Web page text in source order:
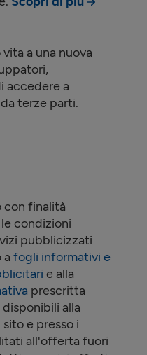
a una nuova
accedere a
terze parti.
con finalità
condizioni
pubblicizzati
afogli informativi e
e alla
prescritta
alla
sito e presso i
all'offerta fuori